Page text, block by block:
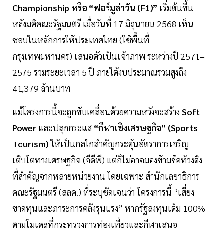
Championship หรือ “ฟอร์มูล่าวัน (F1)” เริ่มต้นขึ้น
หลังมติคณะรัฐมนตรี เมื่อวันที่ 17 มิถุนายน 2568 เห็น
ชอบในหลักการให้ประเทศไทย (ใช้พื้นที่
กรุงเทพมหานคร) เสนอตัวเป็นเจ้าภาพ ระหว่างปี 2571–
2575 รวมระยะเวลา 5 ปี ภายใต้งบประมาณรวมสูงถึง
41,379 ล้านบาท
แม้โครงการนี้จะถูกขับเคลื่อนด้วยความหวังจะสร้าง Soft
Power และปลุกกระแส “กีฬาเชิงเศรษฐกิจ” (Sports
Tourism)ให้เป็นกลไกสำคัญกระตุ้นอัตราการเจริญ
เติบโตทางเศรษฐกิจ (จีดีพี) แต่ก็ไม่อาจมองข้ามข้อท้วงติง
ที่สำคัญจากหลายหน่วยงาน โดยเฉพาะ สำนักเลขาธิการ
คณะรัฐมนตรี (สลค.) ที่ระบุชัดเจนว่า โครงการนี้ “เสี่ยง
ขาดทุนและภาระการคลังรุนแรง” หากรัฐลงทุนเต็ม 100%
ตามโมเดลที่กระทรวงการท่องเที่ยวและกีฬาเสนอ